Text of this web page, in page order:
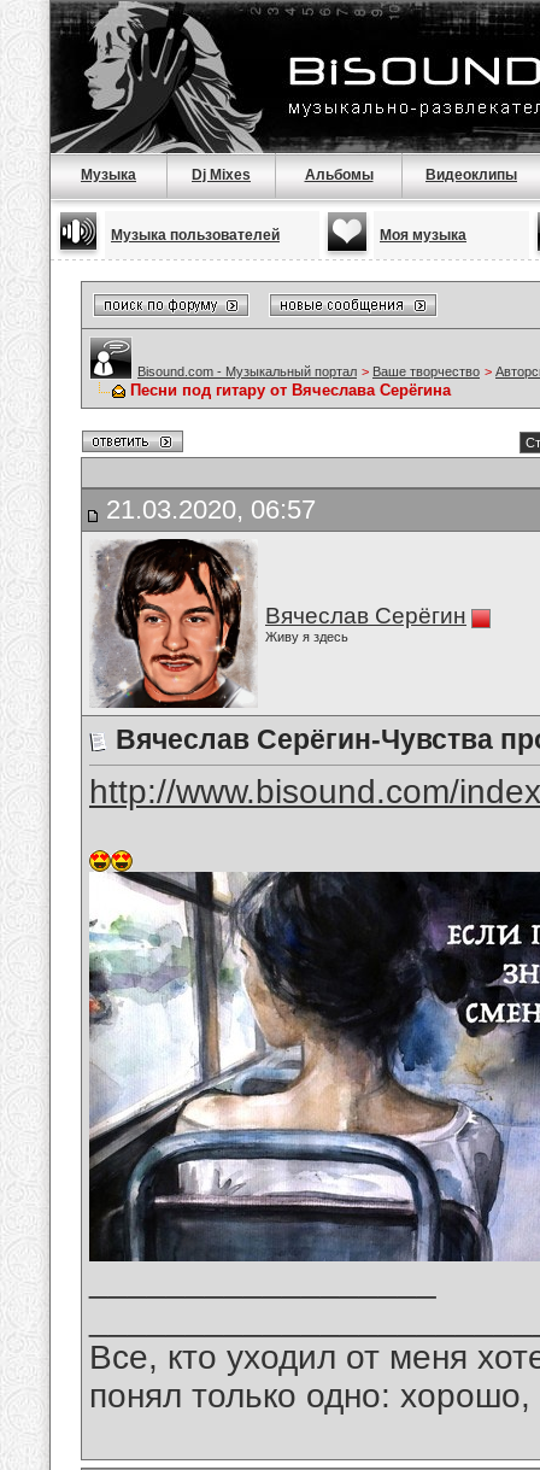
Музыка Dj Mixes Альбомы Видеоклипы
Музыка пользователей Моя музыка
Bisound.com - Музыкальный портал > Ваше творчество >
Песни под гитару от Вячеслава Серёгина
21.03.2020, 06:57
Вячеслав Серёгин
Живу я здесь
Вячеслав Серёгин-Чувства
http://www.bisound.com/
Все, кто уходил от меня
понял только одно: